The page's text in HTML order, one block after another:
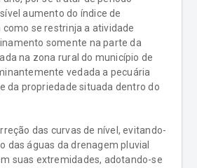
aumento do índice de
se restrinja a atividade
somente na parte da
na zona rural do município de
vedada a pecuária
da propriedade situada dentro do
das curvas de nível, evitando-
das águas da drenagem pluvial
suas extremidades, adotando-se